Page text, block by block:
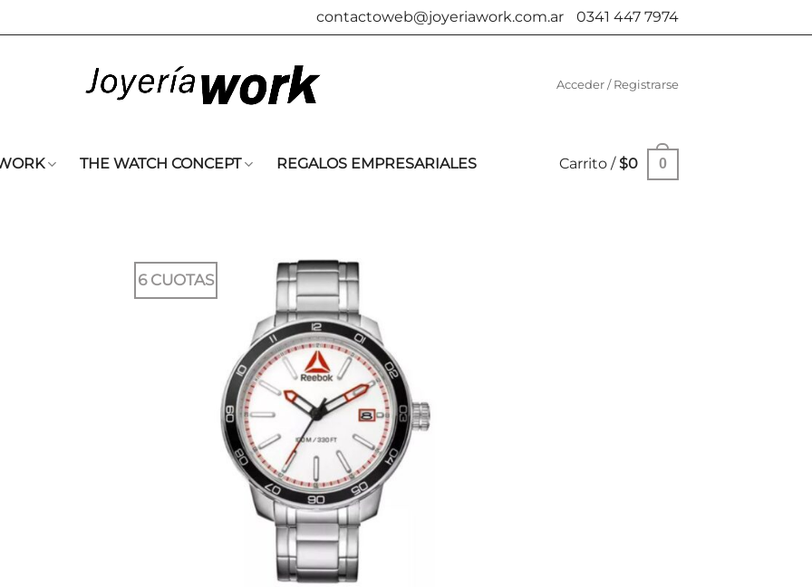
contactoweb@joyeriawork.com.ar 0341 447 7974
Acceder / Registrarse
THE WATCH CONCEPT REGALOS EMPRESARIALES Carrito /$0 0
6 CUOTAS